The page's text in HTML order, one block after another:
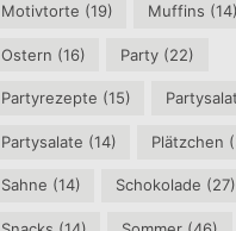
Motivtorte (19) Muffins (14)
Ostern (16) Party (22)
Partyrezepte (15) Partysalat
Partysalate (14) Plätzchen
Sahne (14) Schokolade (27)